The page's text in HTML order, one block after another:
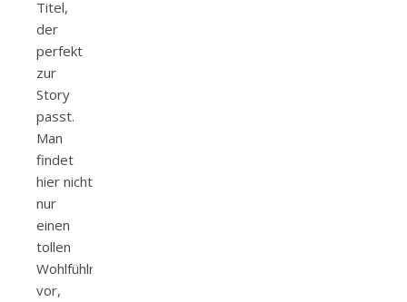
Titel,
der
perfekt
zur
Story
passt.
Man
findet
hier nicht
nur
einen
tollen
Wohlfühlroman
vor,